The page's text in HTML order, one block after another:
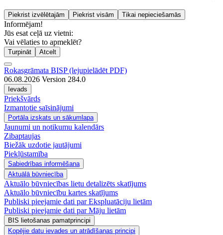
Piekrist izvēlētajām Piekrist visām Tikai nepieciešamās
Informējam!
Jūs esat ceļā uz vietni:
Vai vēlaties to apmeklēt?
Turpināt Atcelt
Rokasgrāmata BISP (lejupielādēt PDF)
06.08.2026 Version 284.0
Ievads
Priekšvārds
Izmantotie saīsinājumi
Portāla izskats un sākumlapa
Jaunumi un notikumu kalendārs
Zibaptaujas
Biežāk uzdotie jautājumi
Piekļūstamība
Sabiedrības informēšana
Aktuālā būvniecība
Aktuālo būvniecības lietu detalizēts skatījums
Aktuālo būvniecību kartes skatījums
Publiski pieejamie dati par Ekspluatāciju lietām
Publiski pieejamie dati par Māju lietām
BIS lietošanas pamatprincipi
Kopējie datu ievades un atrādīšanas principi